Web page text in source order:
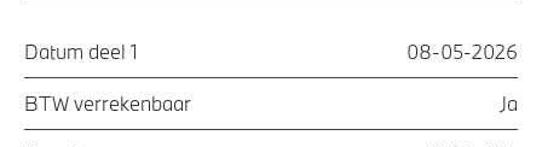
Datum deel 1 08-05-2026
BTW verrekenbaar Ja